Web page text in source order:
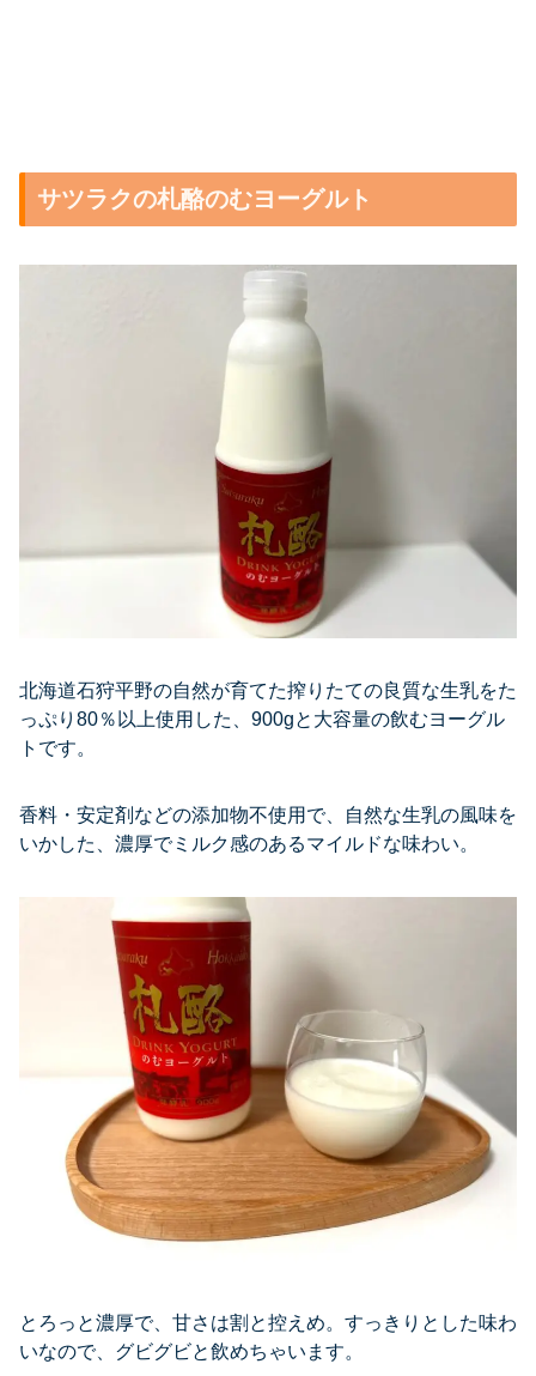
サツラクの札酪のむヨーグルト
北海道石狩平野の自然が育てた搾りたての良質な生乳をた
っぷり80％以上使用した、900gと大容量の飲むヨーグル
トです。
香料・安定剤などの添加物不使用で、自然な生乳の風味を
いかした、濃厚でミルク感のあるマイルドな味わい。
とろっと濃厚で、甘さは割と控えめ。すっきりとした味わ
いなので、グビグビと飲めちゃいます。